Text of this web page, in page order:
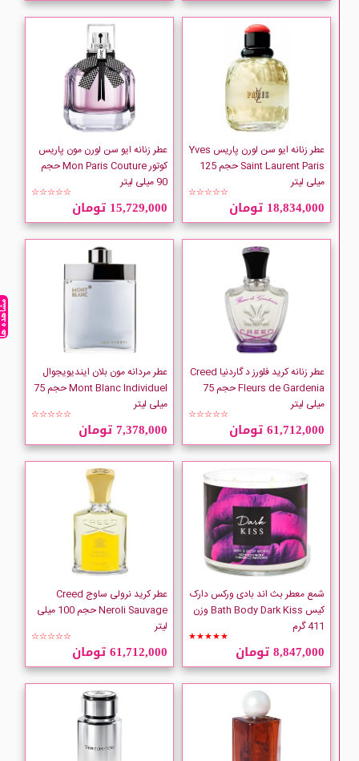
عطر زنانه ایو سن لورن پاریس Yves
Saint Laurent Paris حجم 125
میلی لیتر
☆☆☆☆☆
18,834,000 تومان
عطر زنانه ایو سن لورن مون پاریس
کوتور Mon Paris Couture حجم
90 میلی لیتر
☆☆☆☆☆
15,729,000 تومان
عطر زنانه کرید فلورز د گاردنیا Creed
Fleurs de Gardenia حجم 75
میلی لیتر
☆☆☆☆☆
61,712,000 تومان
عطر مردانه مون بلان ایندیویجوال
Mont Blanc Individuel حجم 75
میلی لیتر
☆☆☆☆☆
7,378,000 تومان
شمع معطر بث اند بادی ورکس دارک
کیس Bath Body Dark Kiss وزن
411 گرم
★★★★★
8,847,000 تومان
عطر کرید نرولی ساوج Creed
Neroli Sauvage حجم 100 میلی
لیتر
☆☆☆☆☆
61,712,000 تومان